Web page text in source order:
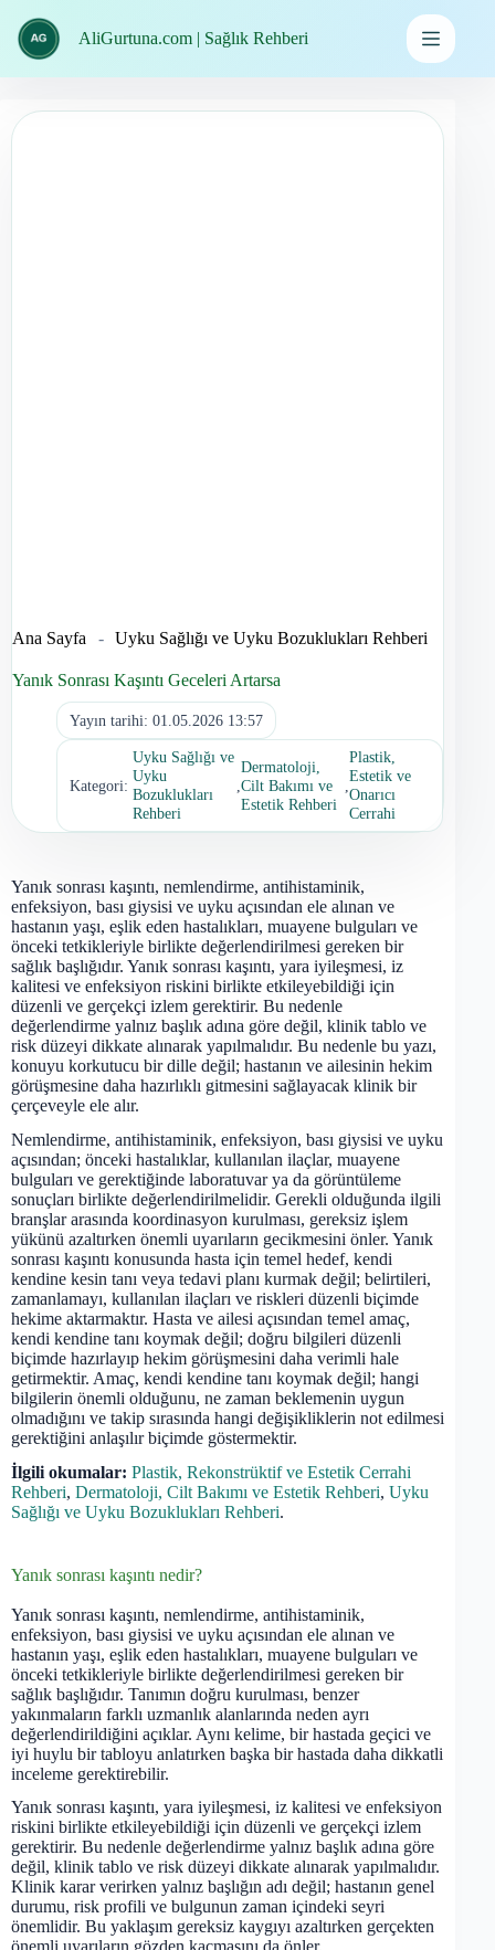
geç
AliGurtuna.com | Sağlık Rehberi
Ana Sayfa - Uyku Sağlığı ve Uyku Bozuklukları Rehberi
Yanık Sonrası Kaşıntı Geceleri Artarsa
Yayın tarihi: 01.05.2026 13:57
Kategori:
Uyku Sağlığı ve
Uyku
Bozuklukları
Rehberi
,
Dermatoloji,
Cilt Bakımı ve
Estetik Rehberi
,
Plastik,
Estetik ve
Onarıcı
Cerrahi
Yanık sonrası kaşıntı, nemlendirme, antihistaminik,
enfeksiyon, bası giysisi ve uyku açısından ele alınan ve
hastanın yaşı, eşlik eden hastalıkları, muayene bulguları ve
önceki tetkikleriyle birlikte değerlendirilmesi gereken bir
sağlık başlığıdır. Yanık sonrası kaşıntı, yara iyileşmesi, iz
kalitesi ve enfeksiyon riskini birlikte etkileyebildiği için
düzenli ve gerçekçi izlem gerektirir. Bu nedenle
değerlendirme yalnız başlık adına göre değil, klinik tablo ve
risk düzeyi dikkate alınarak yapılmalıdır. Bu nedenle bu yazı,
konuyu korkutucu bir dille değil; hastanın ve ailesinin hekim
görüşmesine daha hazırlıklı gitmesini sağlayacak klinik bir
çerçeveyle ele alır.
Nemlendirme, antihistaminik, enfeksiyon, bası giysisi ve uyku
açısından; önceki hastalıklar, kullanılan ilaçlar, muayene
bulguları ve gerektiğinde laboratuvar ya da görüntüleme
sonuçları birlikte değerlendirilmelidir. Gerekli olduğunda ilgili
branşlar arasında koordinasyon kurulması, gereksiz işlem
yükünü azaltırken önemli uyarıların gecikmesini önler. Yanık
sonrası kaşıntı konusunda hasta için temel hedef, kendi
kendine kesin tanı veya tedavi planı kurmak değil; belirtileri,
zamanlamayı, kullanılan ilaçları ve riskleri düzenli biçimde
hekime aktarmaktır. Hasta ve ailesi açısından temel amaç,
kendi kendine tanı koymak değil; doğru bilgileri düzenli
biçimde hazırlayıp hekim görüşmesini daha verimli hale
getirmektir. Amaç, kendi kendine tanı koymak değil; hangi
bilgilerin önemli olduğunu, ne zaman beklemenin uygun
olmadığını ve takip sırasında hangi değişikliklerin not edilmesi
gerektiğini anlaşılır biçimde göstermektir.
İlgili okumalar: Plastik, Rekonstrüktif ve Estetik Cerrahi
Rehberi, Dermatoloji, Cilt Bakımı ve Estetik Rehberi, Uyku
Sağlığı ve Uyku Bozuklukları Rehberi.
Yanık sonrası kaşıntı nedir?
Yanık sonrası kaşıntı, nemlendirme, antihistaminik,
enfeksiyon, bası giysisi ve uyku açısından ele alınan ve
hastanın yaşı, eşlik eden hastalıkları, muayene bulguları ve
önceki tetkikleriyle birlikte değerlendirilmesi gereken bir
sağlık başlığıdır. Tanımın doğru kurulması, benzer
yakınmaların farklı uzmanlık alanlarında neden ayrı
değerlendirildiğini açıklar. Aynı kelime, bir hastada geçici ve
iyi huylu bir tabloyu anlatırken başka bir hastada daha dikkatli
inceleme gerektirebilir.
Yanık sonrası kaşıntı, yara iyileşmesi, iz kalitesi ve enfeksiyon
riskini birlikte etkileyebildiği için düzenli ve gerçekçi izlem
gerektirir. Bu nedenle değerlendirme yalnız başlık adına göre
değil, klinik tablo ve risk düzeyi dikkate alınarak yapılmalıdır.
Klinik karar verirken yalnız başlığın adı değil; hastanın genel
durumu, risk profili ve bulgunun zaman içindeki seyri
önemlidir. Bu yaklaşım gereksiz kaygıyı azaltırken gerçekten